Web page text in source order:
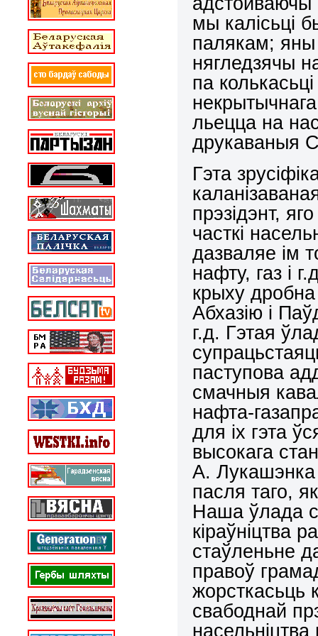
мы калісьці
палякам; яны
нягледзячы
па
льецца на
друкаваныя
Гэта
прэзідэнт,
часткі
дазваляе ім
нафту, газ і
крыху
Абхазію і
г.д. Гэтая
паступова
смачныя
нафта-
для іх гэта
высокага
А. Лукашэнка
пасля таго,
Наша ўлада
кіраўніцтва
стаўленьне
правоў
жорсткасьць
свабоднай